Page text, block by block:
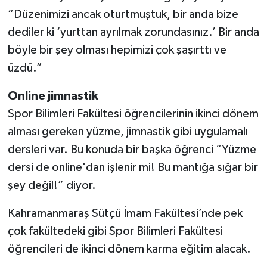
“Düzenimizi ancak oturtmuştuk, bir anda bize
dediler ki ‘yurttan ayrılmak zorundasınız.’ Bir anda
böyle bir şey olması hepimizi çok şaşırttı ve
üzdü.”
Online jimnastik
Spor Bilimleri Fakültesi öğrencilerinin ikinci dönem
alması gereken yüzme, jimnastik gibi uygulamalı
dersleri var. Bu konuda bir başka öğrenci “Yüzme
dersi de online'dan işlenir mi! Bu mantığa sığar bir
şey değil!” diyor.
Kahramanmaraş Sütçü İmam Fakültesi’nde pek
çok fakültedeki gibi Spor Bilimleri Fakültesi
öğrencileri de ikinci dönem karma eğitim alacak.